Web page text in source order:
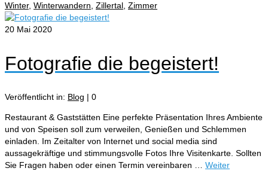
Winter, Winterwandern Zillertal Zimmer
20 Mai 2020
Fotografie die begeistert!
Veröffentlicht in: Blog | 0
Restaurant & Gaststätten Eine perfekte Präsentation Ihres Ambiente
und von Speisen soll zum verweilen, Genießen und Schlemmen
einladen. Im Zeitalter von Internet und social media sind
aussagekräftige und stimmungsvolle Fotos Ihre Visitenkarte. Sollten
Sie Fragen haben oder einen Termin vereinbaren … Weiter